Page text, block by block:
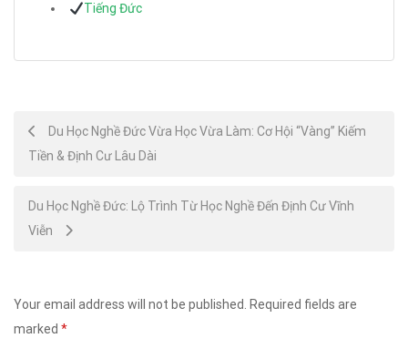
Tiếng Đức
Post
navigation
Du Học Nghề Đức Vừa Học Vừa Làm: Cơ Hội “Vàng” Kiếm
Tiền & Định Cư Lâu Dài
Du Học Nghề Đức: Lộ Trình Từ Học Nghề Đến Định Cư Vĩnh
Viễn
Your email address will not be published.
Required fields are
marked *